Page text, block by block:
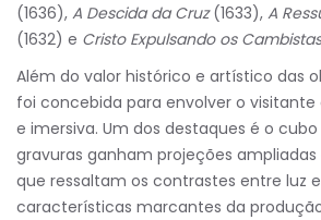
(1636), A Descida da Cruz(1633), A
(1632) e Cristo Expulsando os
Além do valor histórico e artístico das
foi concebida para envolver o visitante
e imersiva. Um dos destaques é o
gravuras ganham projeções ampliadas
que ressaltam os contrastes entre luz
características marcantes da